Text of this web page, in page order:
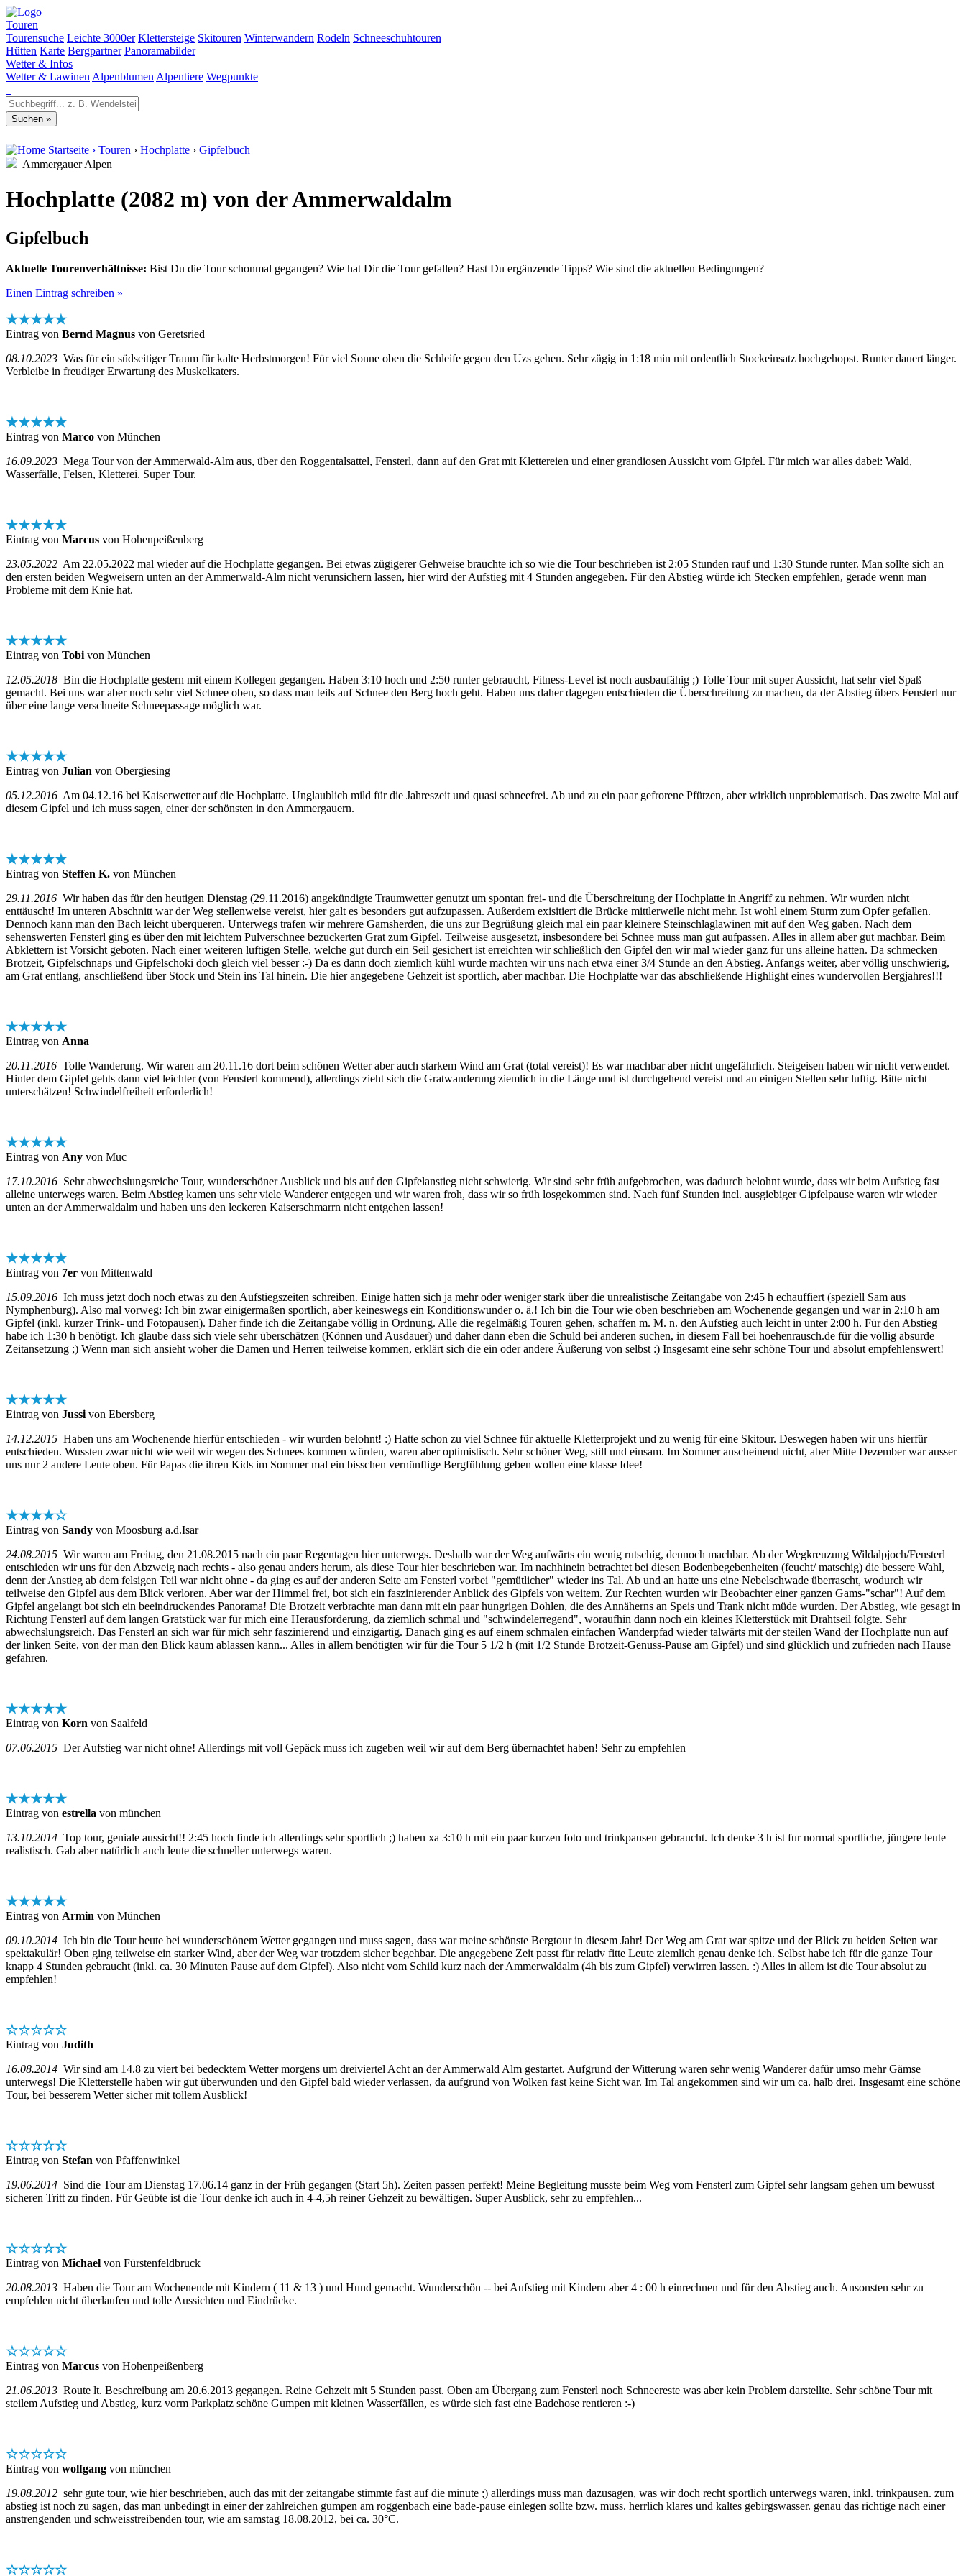
Touren
Tourensuche Leichte 3000er Klettersteige Skitouren Winterwandern Rodeln Schneeschuhtouren
Hütten Karte Bergpartner Panoramabilder
Wetter & Infos
Wetter & Lawinen Alpenblumen Alpentiere Wegpunkte
Startseite › Touren › Hochplatte › Gipfelbuch
Ammergauer Alpen
Hochplatte (2082 m) von der Ammerwaldalm
Gipfelbuch
Aktuelle Tourenverhältnisse: Bist Du die Tour schonmal gegangen? Wie hat Dir die Tour gefallen? Hast Du ergänzende Tipps? Wie sind die aktuellen Bedingungen?
Einen Eintrag schreiben »
★★★★★
Eintrag von Bernd Magnus von Geretsried
08.10.2023 Was für ein südseitiger Traum für kalte Herbstmorgen! Für viel Sonne oben die Schleife gegen den Uzs gehen. Sehr zügig in 1:18 min mit ordentlich Stockeinsatz hochgehopst. Runter dauert länger.
Verbleibe in freudiger Erwartung des Muskelkaters.
★★★★★
Eintrag von Marco von München
16.09.2023 Mega Tour von der Ammerwald-Alm aus, über den Roggentalsattel, Fensterl, dann auf den Grat mit Klettereien und einer grandiosen Aussicht vom Gipfel. Für mich war alles dabei: Wald,
Wasserfälle, Felsen, Kletterei. Super Tour.
★★★★★
Eintrag von Marcus von Hohenpeißenberg
23.05.2022 Am 22.05.2022 mal wieder auf die Hochplatte gegangen. Bei etwas zügigerer Gehweise brauchte ich so wie die Tour beschrieben ist 2:05 Stunden rauf und 1:30 Stunde runter. Man sollte sich an
den ersten beiden Wegweisern unten an der Ammerwald-Alm nicht verunsichern lassen, hier wird der Aufstieg mit 4 Stunden angegeben. Für den Abstieg würde ich Stecken empfehlen, gerade wenn man
Probleme mit dem Knie hat.
★★★★★
Eintrag von Tobi von München
12.05.2018 Bin die Hochplatte gestern mit einem Kollegen gegangen. Haben 3:10 hoch und 2:50 runter gebraucht, Fitness-Level ist noch ausbaufähig ;) Tolle Tour mit super Aussicht, hat sehr viel Spaß
gemacht. Bei uns war aber noch sehr viel Schnee oben, so dass man teils auf Schnee den Berg hoch geht. Haben uns daher dagegen entschieden die Überschreitung zu machen, da der Abstieg übers Fensterl nur
über eine lange verschneite Schneepassage möglich war.
★★★★★
Eintrag von Julian von Obergiesing
05.12.2016 Am 04.12.16 bei Kaiserwetter auf die Hochplatte. Unglaublich mild für die Jahreszeit und quasi schneefrei. Ab und zu ein paar gefrorene Pfützen, aber wirklich unproblematisch. Das zweite Mal auf
diesem Gipfel und ich muss sagen, einer der schönsten in den Ammergauern.
★★★★★
Eintrag von Steffen K. von München
29.11.2016 Wir haben das für den heutigen Dienstag (29.11.2016) angekündigte Traumwetter genutzt um spontan frei- und die Überschreitung der Hochplatte in Angriff zu nehmen. Wir wurden nicht
enttäuscht! Im unteren Abschnitt war der Weg stellenweise vereist, hier galt es besonders gut aufzupassen. Außerdem exisitiert die Brücke mittlerweile nicht mehr. Ist wohl einem Sturm zum Opfer gefallen.
Dennoch kann man den Bach leicht überqueren. Unterwegs trafen wir mehrere Gamsherden, die uns zur Begrüßung gleich mal ein paar kleinere Steinschlaglawinen mit auf den Weg gaben. Nach dem
sehenswerten Fensterl ging es über den mit leichtem Pulverschnee bezuckerten Grat zum Gipfel. Teilweise ausgesetzt, insbesondere bei Schnee muss man gut aufpassen. Alles in allem aber gut machbar. Beim
Abklettern ist Vorsicht geboten. Nach einer weiteren luftigen Stelle, welche gut durch ein Seil gesichert ist erreichten wir schließlich den Gipfel den wir mal wieder ganz für uns alleine hatten. Da schmecken
Brotzeit, Gipfelschnaps und Gipfelschoki doch gleich viel besser :-) Da es dann doch ziemlich kühl wurde machten wir uns nach etwa einer 3/4 Stunde an den Abstieg. Anfangs weiter, aber völlig unschwierig,
am Grat entlang, anschließend über Stock und Stein ins Tal hinein. Die hier angegebene Gehzeit ist sportlich, aber machbar. Die Hochplatte war das abschließende Highlight eines wundervollen Bergjahres!!!
★★★★★
Eintrag von Anna
20.11.2016 Tolle Wanderung. Wir waren am 20.11.16 dort beim schönen Wetter aber auch starkem Wind am Grat (total vereist)! Es war machbar aber nicht ungefährlich. Steigeisen haben wir nicht verwendet.
Hinter dem Gipfel gehts dann viel leichter (von Fensterl kommend), allerdings zieht sich die Gratwanderung ziemlich in die Länge und ist durchgehend vereist und an einigen Stellen sehr luftig. Bitte nicht
unterschätzen! Schwindelfreiheit erforderlich!
★★★★★
Eintrag von Any von Muc
17.10.2016 Sehr abwechslungsreiche Tour, wunderschöner Ausblick und bis auf den Gipfelanstieg nicht schwierig. Wir sind sehr früh aufgebrochen, was dadurch belohnt wurde, dass wir beim Aufstieg fast
alleine unterwegs waren. Beim Abstieg kamen uns sehr viele Wanderer entgegen und wir waren froh, dass wir so früh losgekommen sind. Nach fünf Stunden incl. ausgiebiger Gipfelpause waren wir wieder
unten an der Ammerwaldalm und haben uns den leckeren Kaiserschmarrn nicht entgehen lassen!
★★★★★
Eintrag von 7er von Mittenwald
15.09.2016 Ich muss jetzt doch noch etwas zu den Aufstiegszeiten schreiben. Einige hatten sich ja mehr oder weniger stark über die unrealistische Zeitangabe von 2:45 h echauffiert (speziell Sam aus
Nymphenburg). Also mal vorweg: Ich bin zwar einigermaßen sportlich, aber keineswegs ein Konditionswunder o. ä.! Ich bin die Tour wie oben beschrieben am Wochenende gegangen und war in 2:10 h am
Gipfel (inkl. kurzer Trink- und Fotopausen). Daher finde ich die Zeitangabe völlig in Ordnung. Alle die regelmäßig Touren gehen, schaffen m. M. n. den Aufstieg auch leicht in unter 2:00 h. Für den Abstieg
habe ich 1:30 h benötigt. Ich glaube dass sich viele sehr überschätzen (Können und Ausdauer) und daher dann eben die Schuld bei anderen suchen, in diesem Fall bei hoehenrausch.de für die völlig absurde
Zeitansetzung ;) Wenn man sich ansieht woher die Damen und Herren teilweise kommen, erklärt sich die ein oder andere Äußerung von selbst :) Insgesamt eine sehr schöne Tour und absolut empfehlenswert!
★★★★★
Eintrag von Jussi von Ebersberg
14.12.2015 Haben uns am Wochenende hierfür entschieden - wir wurden belohnt! :) Hatte schon zu viel Schnee für aktuelle Kletterprojekt und zu wenig für eine Skitour. Deswegen haben wir uns hierfür
entschieden. Wussten zwar nicht wie weit wir wegen des Schnees kommen würden, waren aber optimistisch. Sehr schöner Weg, still und einsam. Im Sommer anscheinend nicht, aber Mitte Dezember war ausser
uns nur 2 andere Leute oben. Für Papas die ihren Kids im Sommer mal ein bisschen vernünftige Bergfühlung geben wollen eine klasse Idee!
★★★★☆
Eintrag von Sandy von Moosburg a.d.Isar
24.08.2015 Wir waren am Freitag, den 21.08.2015 nach ein paar Regentagen hier unterwegs. Deshalb war der Weg aufwärts ein wenig rutschig, dennoch machbar. Ab der Wegkreuzung Wildalpjoch/Fensterl
entschieden wir uns für den Abzweig nach rechts - also genau anders herum, als diese Tour hier beschrieben war. Im nachhinein betrachtet bei diesen Bodenbegebenheiten (feucht/ matschig) die bessere Wahl,
denn der Anstieg ab dem felsigen Teil war nicht ohne - da ging es auf der anderen Seite am Fensterl vorbei "gemütlicher" wieder ins Tal. Ab und an hatte uns eine Nebelschwade überrascht, wodurch wir
teilweise den Gipfel aus dem Blick verloren. Aber war der Himmel frei, bot sich ein faszinierender Anblick des Gipfels von weitem. Zur Rechten wurden wir Beobachter einer ganzen Gams-"schar"! Auf dem
Gipfel angelangt bot sich ein beeindruckendes Panorama! Die Brotzeit verbrachte man dann mit ein paar hungrigen Dohlen, die des Annäherns an Speis und Trank nicht müde wurden. Der Abstieg, wie gesagt in
Richtung Fensterl auf dem langen Gratstück war für mich eine Herausforderung, da ziemlich schmal und "schwindelerregend", woraufhin dann noch ein kleines Kletterstück mit Drahtseil folgte. Sehr
abwechslungsreich. Das Fensterl an sich war für mich sehr faszinierend und einzigartig. Danach ging es auf einem schmalen einfachen Wanderpfad wieder talwärts mit der steilen Wand der Hochplatte nun auf
der linken Seite, von der man den Blick kaum ablassen kann... Alles in allem benötigten wir für die Tour 5 1/2 h (mit 1/2 Stunde Brotzeit-Genuss-Pause am Gipfel) und sind glücklich und zufrieden nach Hause
gefahren.
★★★★★
Eintrag von Korn von Saalfeld
07.06.2015 Der Aufstieg war nicht ohne! Allerdings mit voll Gepäck muss ich zugeben weil wir auf dem Berg übernachtet haben! Sehr zu empfehlen
★★★★★
Eintrag von estrella von münchen
13.10.2014 Top tour, geniale aussicht!! 2:45 hoch finde ich allerdings sehr sportlich ;) haben xa 3:10 h mit ein paar kurzen foto und trinkpausen gebraucht. Ich denke 3 h ist fur normal sportliche, jüngere leute
realistisch. Gab aber natürlich auch leute die schneller unterwegs waren.
★★★★★
Eintrag von Armin von München
09.10.2014 Ich bin die Tour heute bei wunderschönem Wetter gegangen und muss sagen, dass war meine schönste Bergtour in diesem Jahr! Der Weg am Grat war spitze und der Blick zu beiden Seiten war
spektakulär! Oben ging teilweise ein starker Wind, aber der Weg war trotzdem sicher begehbar. Die angegebene Zeit passt für relativ fitte Leute ziemlich genau denke ich. Selbst habe ich für die ganze Tour
knapp 4 Stunden gebraucht (inkl. ca. 30 Minuten Pause auf dem Gipfel). Also nicht vom Schild kurz nach der Ammerwaldalm (4h bis zum Gipfel) verwirren lassen. :) Alles in allem ist die Tour absolut zu
empfehlen!
☆☆☆☆☆
Eintrag von Judith
16.08.2014 Wir sind am 14.8 zu viert bei bedecktem Wetter morgens um dreiviertel Acht an der Ammerwald Alm gestartet. Aufgrund der Witterung waren sehr wenig Wanderer dafür umso mehr Gämse
unterwegs! Die Kletterstelle haben wir gut überwunden und den Gipfel bald wieder verlassen, da aufgrund von Wolken fast keine Sicht war. Im Tal angekommen sind wir um ca. halb drei. Insgesamt eine schöne
Tour, bei besserem Wetter sicher mit tollem Ausblick!
☆☆☆☆☆
Eintrag von Stefan von Pfaffenwinkel
19.06.2014 Sind die Tour am Dienstag 17.06.14 ganz in der Früh gegangen (Start 5h). Zeiten passen perfekt! Meine Begleitung musste beim Weg vom Fensterl zum Gipfel sehr langsam gehen um bewusst
sicheren Tritt zu finden. Für Geübte ist die Tour denke ich auch in 4-4,5h reiner Gehzeit zu bewältigen. Super Ausblick, sehr zu empfehlen...
☆☆☆☆☆
Eintrag von Michael von Fürstenfeldbruck
20.08.2013 Haben die Tour am Wochenende mit Kindern ( 11 & 13 ) und Hund gemacht. Wunderschön -- bei Aufstieg mit Kindern aber 4 : 00 h einrechnen und für den Abstieg auch. Ansonsten sehr zu
empfehlen nicht überlaufen und tolle Aussichten und Eindrücke.
☆☆☆☆☆
Eintrag von Marcus von Hohenpeißenberg
21.06.2013 Route lt. Beschreibung am 20.6.2013 gegangen. Reine Gehzeit mit 5 Stunden passt. Oben am Übergang zum Fensterl noch Schneereste was aber kein Problem darstellte. Sehr schöne Tour mit
steilem Aufstieg und Abstieg, kurz vorm Parkplatz schöne Gumpen mit kleinen Wasserfällen, es würde sich fast eine Badehose rentieren :-)
☆☆☆☆☆
Eintrag von wolfgang von münchen
19.08.2012 sehr gute tour, wie hier beschrieben, auch das mit der zeitangabe stimmte fast auf die minute ;) allerdings muss man dazusagen, was wir doch recht sportlich unterwegs waren, inkl. trinkpausen. zum
abstieg ist noch zu sagen, das man unbedingt in einer der zahlreichen gumpen am roggenbach eine bade-pause einlegen sollte bzw. muss. herrlich klares und kaltes gebirgswasser. genau das richtige nach einer
anstrengenden und schweisstreibenden tour, wie am samstag 18.08.2012, bei ca. 30°C.
☆☆☆☆☆